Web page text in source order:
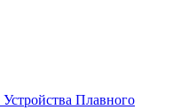
Плавного